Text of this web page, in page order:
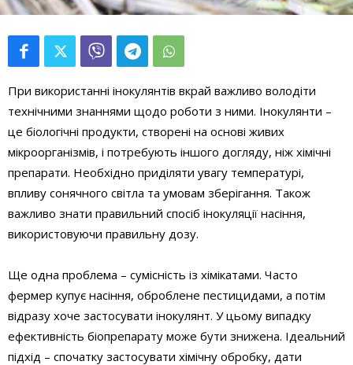
При використанні інокулянтів вкрай важливо володіти
технічними знаннями щодо роботи з ними. Інокулянти –
це біологічні продукти, створені на основі живих
мікроорганізмів, і потребують іншого догляду, ніж хімічні
препарати. Необхідно приділяти увагу температурі,
впливу сонячного світла та умовам зберігання. Також
важливо знати правильний спосіб інокуляції насіння,
використовуючи правильну дозу.
Ще одна проблема – сумісність із хімікатами. Часто
фермер купує насіння, оброблене пестицидами, а потім
відразу хоче застосувати інокулянт. У цьому випадку
ефективність біопрепарату може бути знижена. Ідеальний
підхід – спочатку застосувати хімічну обробку, дати